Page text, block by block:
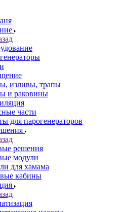
изливы, трапы
и раковины
части
для парогенераторов
решения
модули
для хамама
кабины